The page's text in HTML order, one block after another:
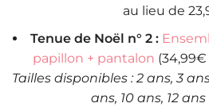
au lieu de
Tenue de Noël n° 2 :
papillon + pantalon
Tailles disponibles : 2 ans, 3
ans, 10 ans, 12